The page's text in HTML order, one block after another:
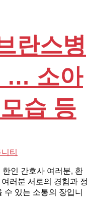
란스병
… 소아
습 등
인 간호사 여러분, 환
러분 서로의 경험과 정
수 있는 소통의 장입니